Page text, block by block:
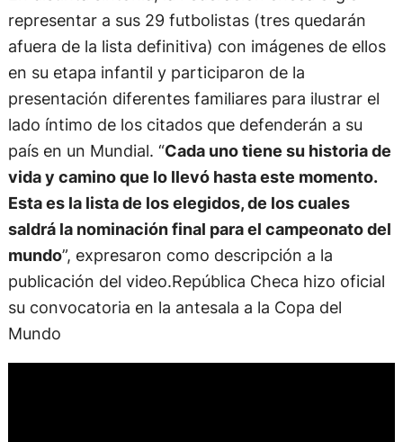
representar a sus 29 futbolistas (tres quedarán
afuera de la lista definitiva) con imágenes de ellos
en su etapa infantil y participaron de la
presentación diferentes familiares para ilustrar el
lado íntimo de los citados que defenderán a su
país en un Mundial. “Cada uno tiene su historia de
vida y camino que lo llevó hasta este momento.
Esta es la lista de los elegidos, de los cuales
saldrá la nominación final para el campeonato del
mundo”, expresaron como descripción a la
publicación del video.República Checa hizo oficial
su convocatoria en la antesala a la Copa del
Mundo